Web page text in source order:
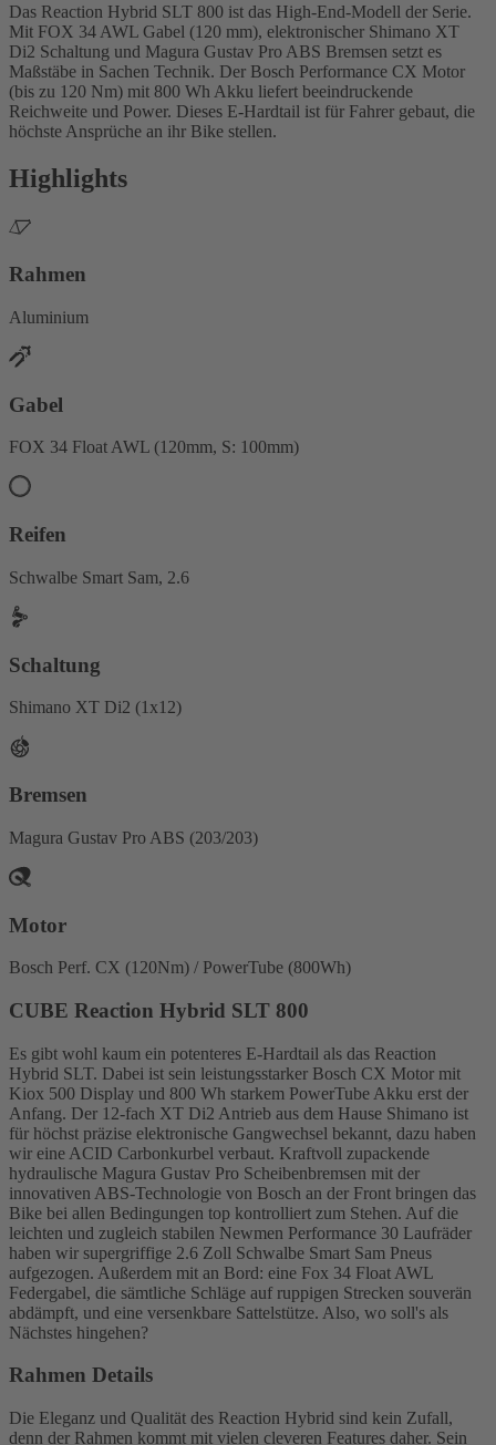
Das Reaction Hybrid SLT 800 ist das High-End-Modell der Serie.
Mit FOX 34 AWL Gabel (120 mm), elektronischer Shimano XT
Di2 Schaltung und Magura Gustav Pro ABS Bremsen setzt es
Maßstäbe in Sachen Technik. Der Bosch Performance CX Motor
(bis zu 120 Nm) mit 800 Wh Akku liefert beeindruckende
Reichweite und Power. Dieses E-Hardtail ist für Fahrer gebaut, die
höchste Ansprüche an ihr Bike stellen.
Highlights
Rahmen
Aluminium
Gabel
FOX 34 Float AWL (120mm, S: 100mm)
Reifen
Schwalbe Smart Sam, 2.6
Schaltung
Shimano XT Di2 (1x12)
Bremsen
Magura Gustav Pro ABS (203/203)
Motor
Bosch Perf. CX (120Nm) / PowerTube (800Wh)
CUBE Reaction Hybrid SLT 800
Es gibt wohl kaum ein potenteres E-Hardtail als das Reaction
Hybrid SLT. Dabei ist sein leistungsstarker Bosch CX Motor mit
Kiox 500 Display und 800 Wh starkem PowerTube Akku erst der
Anfang. Der 12-fach XT Di2 Antrieb aus dem Hause Shimano ist
für höchst präzise elektronische Gangwechsel bekannt, dazu haben
wir eine ACID Carbonkurbel verbaut. Kraftvoll zupackende
hydraulische Magura Gustav Pro Scheibenbremsen mit der
innovativen ABS-Technologie von Bosch an der Front bringen das
Bike bei allen Bedingungen top kontrolliert zum Stehen. Auf die
leichten und zugleich stabilen Newmen Performance 30 Laufräder
haben wir supergriffige 2.6 Zoll Schwalbe Smart Sam Pneus
aufgezogen. Außerdem mit an Bord: eine Fox 34 Float AWL
Federgabel, die sämtliche Schläge auf ruppigen Strecken souverän
abdämpft, und eine versenkbare Sattelstütze. Also, wo soll's als
Nächstes hingehen?
Rahmen Details
Die Eleganz und Qualität des Reaction Hybrid sind kein Zufall,
denn der Rahmen kommt mit vielen cleveren Features daher. Sein